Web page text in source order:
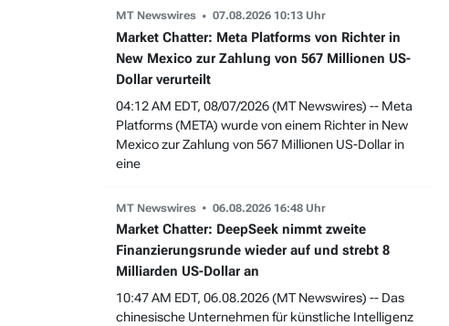
MT Newswires 07.08.2026 10:13 Uhr
Market Chatter: Meta Platforms von Richter in
New Mexico zur Zahlung von 567 Millionen US-
Dollar verurteilt
04:12 AM EDT, 08/07/2026 (MT Newswires) -- Meta
Platforms (META) wurde von einem Richter in New
Mexico zur Zahlung von 567 Millionen US-Dollar in
eine
MT Newswires 06.08.2026 16:48 Uhr
Market Chatter: DeepSeek nimmt zweite
Finanzierungsrunde wieder auf und strebt 8
Milliarden US-Dollar an
10:47 AM EDT, 06.08.2026 (MT Newswires) -- Das
chinesische Unternehmen für künstliche Intelligenz